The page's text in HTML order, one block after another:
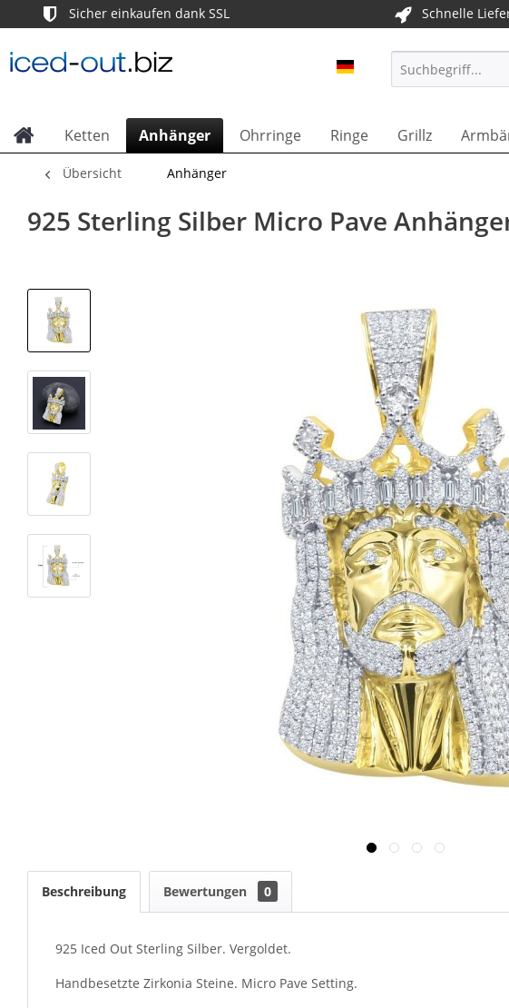
Sicher einkaufen dank SSL Schnelle
ICED OUT DE
Ketten Anhänger Ohrringe Ringe Grillz
Übersicht Anhänger
925 Sterling Silber Micro Pave Anhänger
Beschreibung Bewertungen 0
925 Iced Out Sterling Silber. Vergoldet.
Handbesetzte Zirkonia Steine. Micro Pave Setting.